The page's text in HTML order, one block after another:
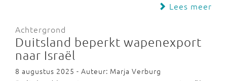
Lees meer
Achtergrond
Duitsland beperkt wapenexport
naar Israël
8 augustus 2025 - Auteur: Marja Verburg